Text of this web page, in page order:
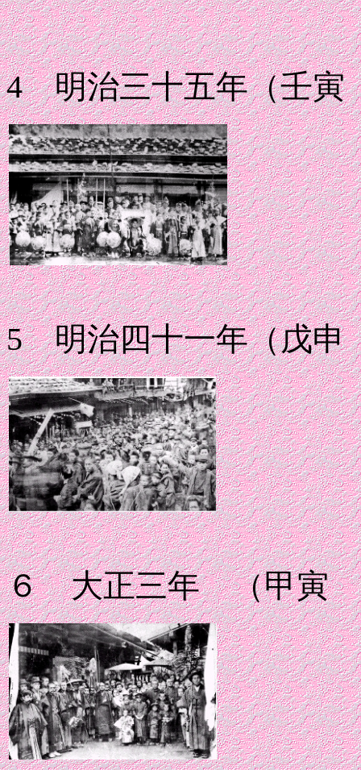
4 明治三十五年（壬
5 明治四十一年（戊
６ 大正三年 （甲寅